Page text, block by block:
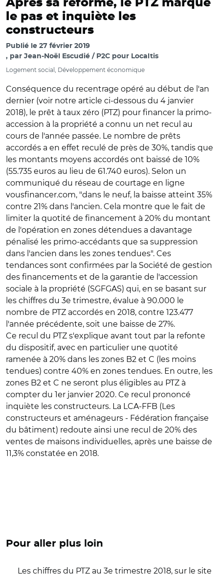
Après sa réforme, le PTZ marque
le pas et inquiète les
constructeurs
Publié le 27 février 2019
par Jean-Noël Escudié / P2C pour Localtis
Logement social, Développement économique
Conséquence du recentrage opéré au début de l'an
dernier (voir notre article ci-dessous du 4 janvier
2018), le prêt à taux zéro (PTZ) pour financer la primo-
accession à la propriété a connu un net recul au
cours de l'année passée. Le nombre de prêts
accordés a en effet reculé de près de 30%, tandis que
les montants moyens accordés ont baissé de 10%
(55.735 euros au lieu de 61.740 euros). Selon un
communiqué du réseau de courtage en ligne
vousfinancer.com, "dans le neuf, la baisse atteint 35%
contre 21% dans l'ancien. Cela montre que le fait de
limiter la quotité de financement à 20% du montant
de l'opération en zones détendues a davantage
pénalisé les primo-accédants que sa suppression
dans l'ancien dans les zones tendues". Ces
tendances sont confirmées par la Société de gestion
des financements et de la garantie de l'accession
sociale à la propriété (SGFGAS) qui, en se basant sur
les chiffres du 3e trimestre, évalue à 90.000 le
nombre de PTZ accordés en 2018, contre 123.477
l'année précédente, soit une baisse de 27%.
Ce recul du PTZ s'explique avant tout par la refonte
du dispositif, avec en particulier une quotité
ramenée à 20% dans les zones B2 et C (les moins
tendues) contre 40% en zones tendues. En outre, les
zones B2 et C ne seront plus éligibles au PTZ à
compter du 1er janvier 2020. Ce recul prononcé
inquiète les constructeurs. La LCA-FFB (Les
constructeurs et aménageurs - Fédération française
du bâtiment) redoute ainsi une recul de 20% des
ventes de maisons individuelles, après une baisse de
11,3% constatée en 2018.
Pour aller plus loin
Les chiffres du PTZ au 3e trimestre 2018, sur le site